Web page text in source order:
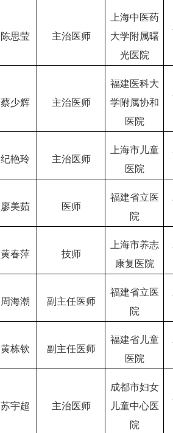
陈思莹 主治医师
上海中医药
大学附属曙
光医院
蔡少辉 主治医师
福建医科大
学附属协和
医院
纪艳玲 主治医师
上海市儿童
医院
廖美茹 医师
福建省立医
院
黄春萍 技师
上海市养志
康复医院
周海潮 副主任医师
福建省立医
院
黄栋钦 副主任医师
福建省儿童
医院
苏宇超 主治医师
成都市妇女
儿童中心医
院